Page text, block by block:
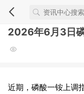
2026年6月3日
近期，磷酸一铵上调